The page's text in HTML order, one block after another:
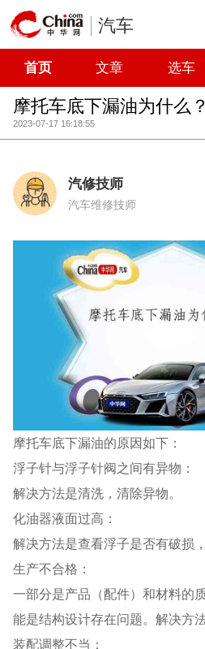
汽车
首页 文章 选车
摩托车底下漏油为什么？
2023-07-17 16:18:55
汽修技师
汽车维修技师
摩托车底下漏油的原因如下：
浮子针与浮子针阀之间有异物：
解决方法是清洗，清除异物。
化油器液面过高：
解决方法是查看浮子是否有破损
生产不合格：
一部分是产品（配件）和材料的
能是结构设计存在问题。解决方
装配调整不当：